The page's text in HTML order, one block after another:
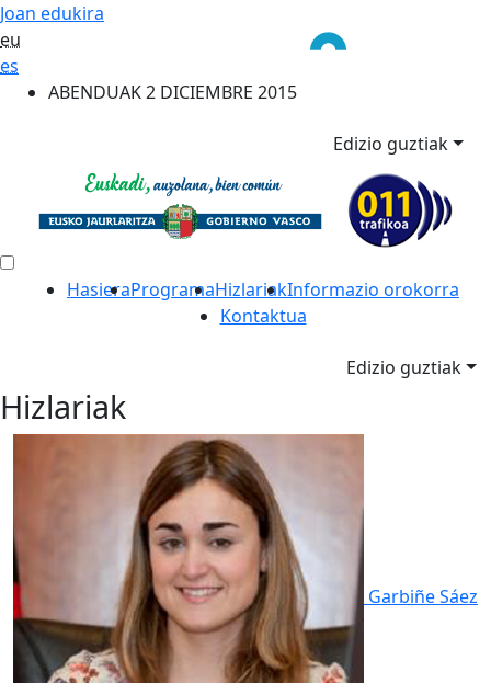
Joan edukira
eu
es
ABENDUAK 2 DICIEMBRE 2015
Edizio guztiak
HasieraProgramaHizlariakInformazio orokorra
Kontaktua
Edizio guztiak
Hizlariak
Garbiñe Sáez